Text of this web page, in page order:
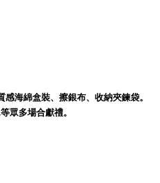
海綿盒裝、擦銀布、收納夾鍊袋。
眾多場合獻禮。